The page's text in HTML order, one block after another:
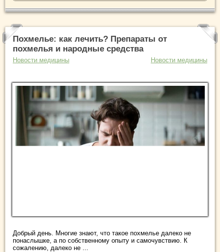
Похмелье: как лечить? Препараты от
похмелья и народные средства
Новости медицины Новости медицины
Добрый день. Многие знают, что такое похмелье далеко не
понаслышке, а по собственному опыту и самочувствию. К
сожалению, далеко не ...